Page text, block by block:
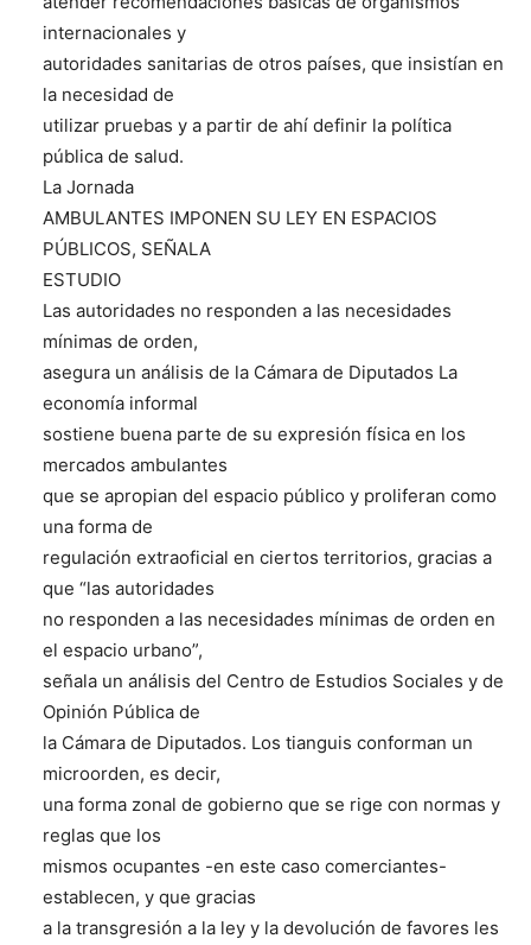
internacionales y
autoridades sanitarias de otros países, que insistían en
la necesidad de
utilizar pruebas y a partir de ahí definir la política
pública de salud.
La Jornada
AMBULANTES IMPONEN SU LEY EN ESPACIOS
PÚBLICOS, SEÑALA
ESTUDIO
Las autoridades no responden a las necesidades
mínimas de orden,
asegura un análisis de la Cámara de Diputados La
economía informal
sostiene buena parte de su expresión física en los
mercados ambulantes
que se apropian del espacio público y proliferan como
una forma de
regulación extraoficial en ciertos territorios, gracias a
que “las autoridades
no responden a las necesidades mínimas de orden en
el espacio urbano”,
señala un análisis del Centro de Estudios Sociales y de
Opinión Pública de
la Cámara de Diputados. Los tianguis conforman un
microorden, es decir,
una forma zonal de gobierno que se rige con normas y
reglas que los
mismos ocupantes -en este caso comerciantes-
establecen, y que gracias
a la transgresión a la ley y la devolución de favores les